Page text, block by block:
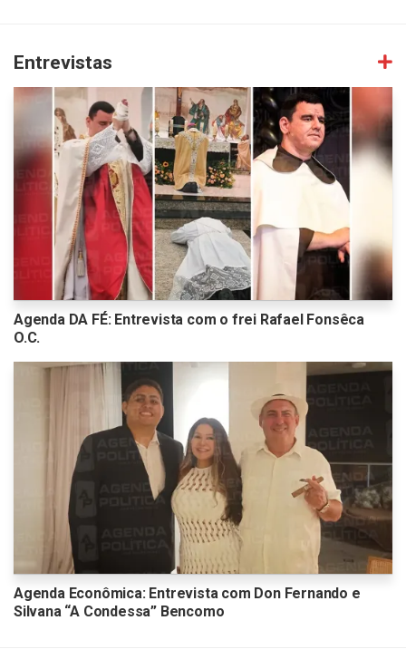
Entrevistas
Agenda DA FÉ: Entrevista com o frei Rafael Fonsêca
O.C.
Agenda Econômica: Entrevista com Don Fernando e
Silvana “A Condessa” Bencomo